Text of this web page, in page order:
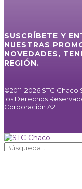
SUSCRÍBETE Y
NUESTRAS
NOVEDADES,
REGIÓN.
©2011-2026 STC Chaco
los Derechos
Corporación A2